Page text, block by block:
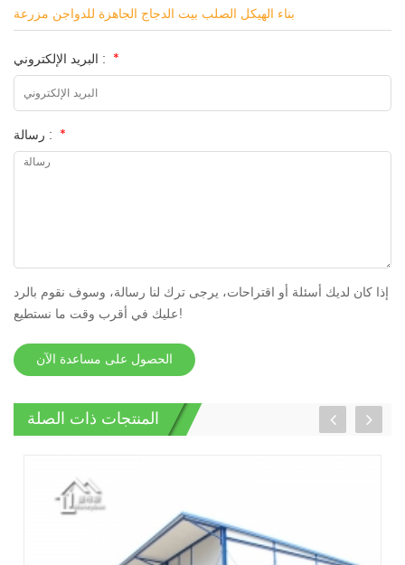
بناء الهيكل الصلب بيت الدجاج الجاهزة للدواجن مزرعة
البريد الإلكتروني : *
رسالة : *
إذا كان لديك أسئلة أو اقتراحات، يرجى ترك لنا رسالة، وسوف نقوم بالرد
عليك في أقرب وقت ما نستطيع!
الحصول على مساعدة الآن
المنتجات ذات الصلة